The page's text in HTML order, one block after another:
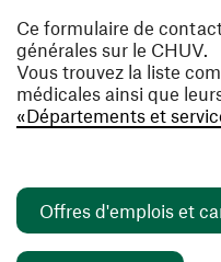
Ce formulaire de
générales sur le CHUV.
Vous trouvez la liste
médicales ainsi que
«Départements et
Offres d'emplois et